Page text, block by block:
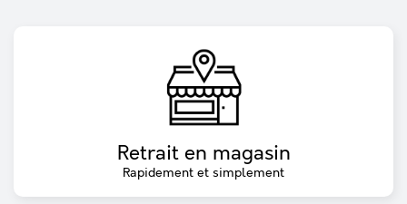
Retrait en magasin
Rapidement et simplement